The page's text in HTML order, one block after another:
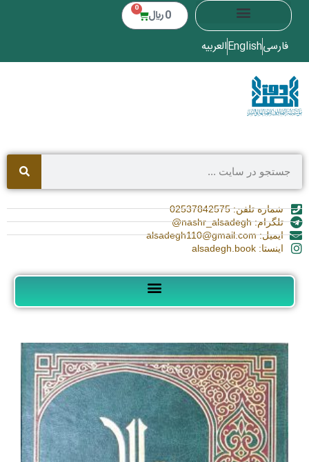
0 ﷼ 0
فارسیEnglishالعربیه
شماره تلفن: 02537842575
تلگرام: nashr_alsadegh@
ایمیل: alsadegh110@gmail.com
اینستا: alsadegh.book